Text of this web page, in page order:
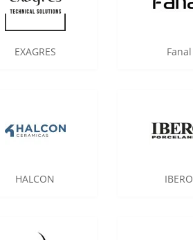
EXAGRES Fanal
HALCON IBERO